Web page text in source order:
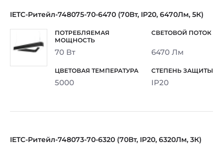
IETC-Ритейл-748075-70-6470 (70Вт, IP20, 6470Лм, 5К)
70 Вт 6470 Лм
5000 IP20
IETC-Ритейл-748073-70-6320 (70Вт, IP20, 6320Лм, 3К)